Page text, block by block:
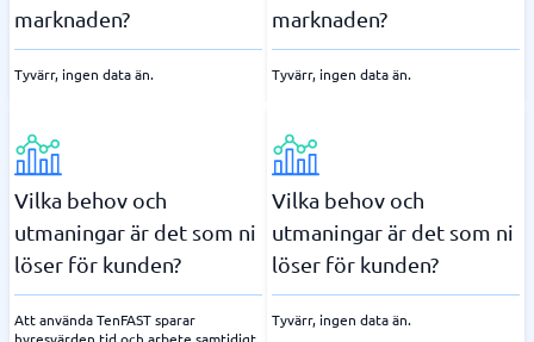
marknaden?
Tyvärr, ingen data än.
marknaden?
Tyvärr, ingen data än.
Vilka behov och
utmaningar är det som ni
löser för kunden?
Att använda TenFAST sparar
Vilka behov och
utmaningar är det som ni
löser för kunden?
Tyvärr, ingen data än.